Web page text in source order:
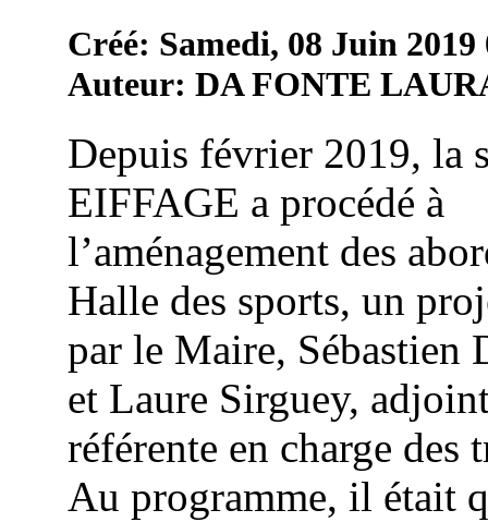
Créé: Samedi, 08 Juin 2019
Auteur: DA FONTE
Depuis février 2019, la
EIFFAGE a procédé à
l’aménagement des
Halle des sports, un
par le Maire, Sébastien
et Laure Sirguey,
référente en charge des
Au programme, il était